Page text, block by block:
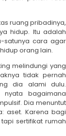
ruang pribadinya,
hidup. Itu adalah
satunya cara agar
orang lain.
melindungi yang
tidak pernah
dia alami dulu.
bagaimana
Dia menuntut
aset. Karena bagi
sertifikat rumah